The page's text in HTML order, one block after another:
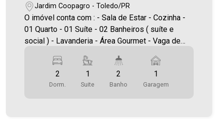
Jardim Coopagro - Toledo/PR
O imóvel conta com : - Sala de Estar - Cozinha -
01 Quarto - 01 Suíte - 02 Banheiros ( suíte e
social ) - Lavanderia - Área Gourmet - Vaga de
terreno:125,00m² A Imobiliária Ativa possui hoje
uma das maiores carteiras de imóveis
administrados da cidade, atuando com excelência
2
Dorm.
1
Suite
2
Banho
1
Garagem